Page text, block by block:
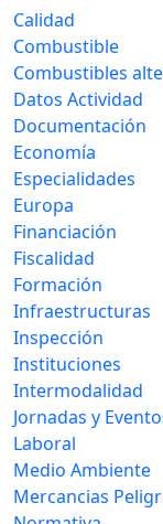
Calidad
Combustible
Combustibles
Datos Actividad
Documentación
Economía
Especialidades
Europa
Financiación
Fiscalidad
Formación
Infraestructuras
Inspección
Instituciones
Intermodalidad
Jornadas y
Laboral
Medio Ambiente
Mercancias